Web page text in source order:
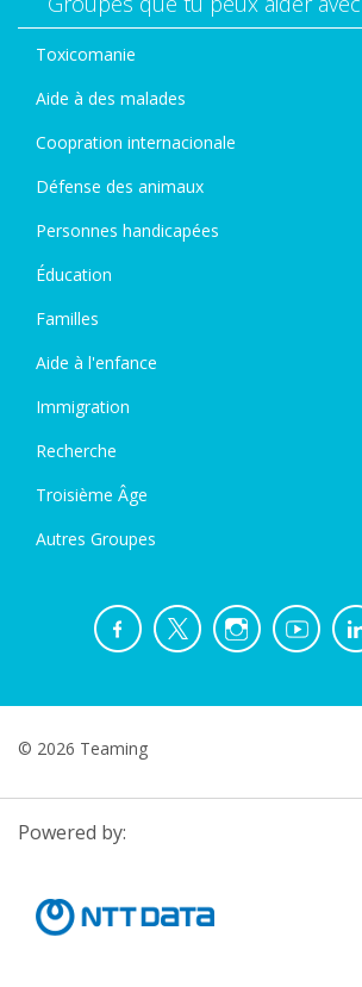
Toxicomanie
Aide à des malades
Coopration internacionale
Défense des animaux
Personnes handicapées
Éducation
Familles
Aide à l'enfance
Immigration
Recherche
Troisième Âge
Autres Groupes
© 2026 Teaming
Powered by: